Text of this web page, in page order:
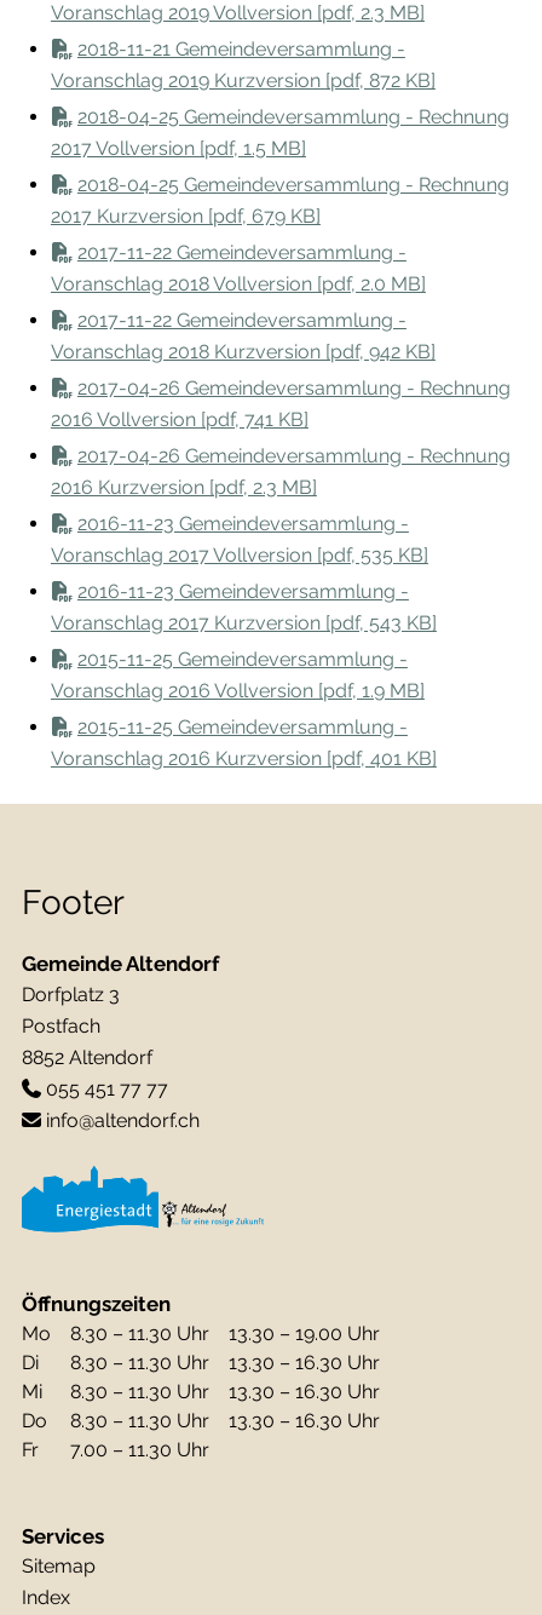
Voranschlag 2019 Vollversion [pdf, 2.3 MB]
2018-11-21 Gemeindeversammlung -
Voranschlag 2019 Kurzversion [pdf, 872 KB]
2018-04-25 Gemeindeversammlung - Rechnung
2017 Vollversion [pdf, 1.5 MB]
2018-04-25 Gemeindeversammlung - Rechnung
2017 Kurzversion [pdf, 679 KB]
2017-11-22 Gemeindeversammlung -
Voranschlag 2018 Vollversion [pdf, 2.0 MB]
2017-11-22 Gemeindeversammlung -
Voranschlag 2018 Kurzversion [pdf, 942 KB]
2017-04-26 Gemeindeversammlung - Rechnung
2016 Vollversion [pdf, 741 KB]
2017-04-26 Gemeindeversammlung - Rechnung
2016 Kurzversion [pdf, 2.3 MB]
2016-11-23 Gemeindeversammlung -
Voranschlag 2017 Vollversion [pdf, 535 KB]
2016-11-23 Gemeindeversammlung -
Voranschlag 2017 Kurzversion [pdf, 543 KB]
2015-11-25 Gemeindeversammlung -
Voranschlag 2016 Vollversion [pdf, 1.9 MB]
2015-11-25 Gemeindeversammlung -
Voranschlag 2016 Kurzversion [pdf, 401 KB]
Footer
Gemeinde Altendorf
Dorfplatz 3
Postfach
8852 Altendorf
055 451 77 77
info@altendorf.ch
Öffnungszeiten
Mo 8.30 – 11.30 Uhr
13.30 – 19.00 Uhr
Di
8.30 – 11.30 Uhr
13.30 – 16.30 Uhr
Mi
8.30 – 11.30 Uhr
13.30 – 16.30 Uhr
Do
8.30 – 11.30 Uhr
13.30 – 16.30 Uhr
Fr
7.00 – 11.30 Uhr
Services
Sitemap
Index